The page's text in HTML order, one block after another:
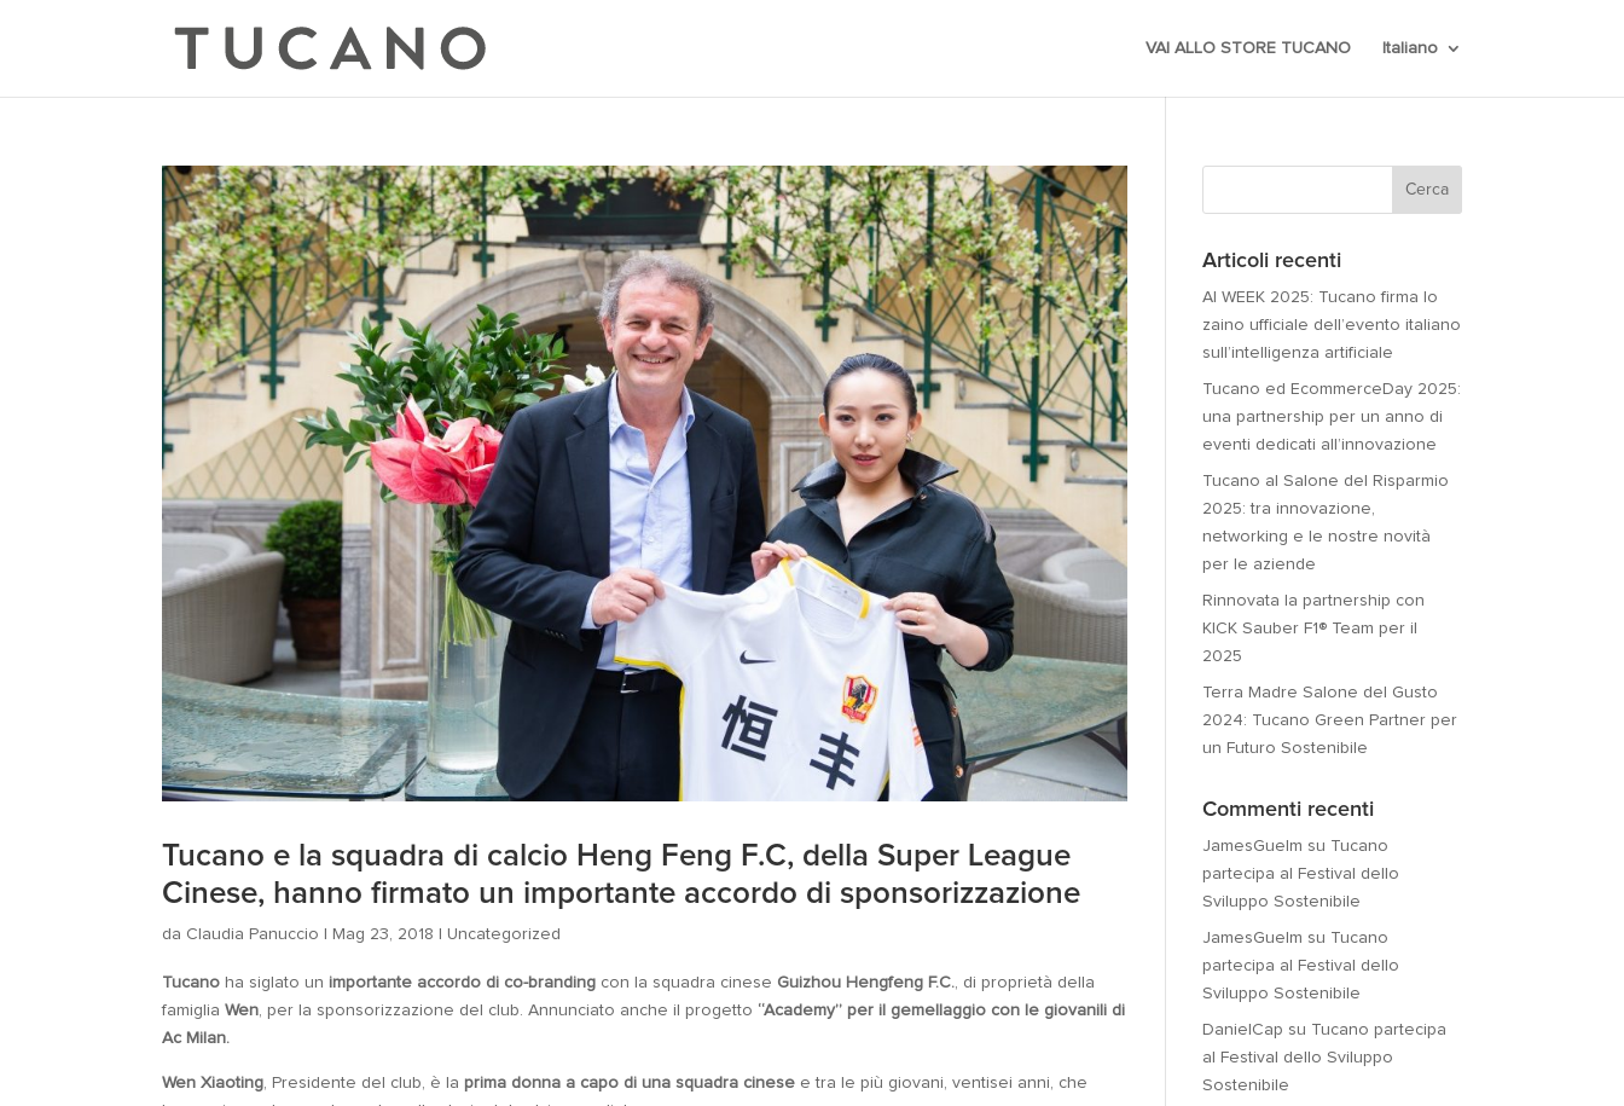
VAI ALLO STORE TUCANO Italiano
Tucano e la squadra di calcio Heng Feng F.C, della Super League
Cinese, hanno firmato un importante accordo di sponsorizzazione
da Claudia Panuccio Mag 23, 2018 Uncategorized
Tucano ha siglato un importante accordo di co-branding con la squadra cinese Guizhou Hengfeng F.C., di proprietà della
famigliaWen, per la sponsorizzazione del club. Annunciato anche il progetto “Academy” per il gemellaggio con le giovanili di
Ac Milan.
Wen Xiaoting, Presidente del club, è la prima donna a capo di una squadra cinese e tra le più giovani, ventisei anni, che
Articoli recenti
AI WEEK 2025: Tucano firma lo
zaino ufficiale dell’evento italiano
sull’intelligenza artificiale
Tucano ed EcommerceDay 2025:
una partnership per un anno di
eventi dedicati all’innovazione
Tucano al Salone del Risparmio
2025: tra innovazione,
networking e le nostre novità
per le aziende
Rinnovata la partnership con
KICK Sauber F1® Team per il
2025
Terra Madre Salone del Gusto
2024: Tucano Green Partner per
un Futuro Sostenibile
Commenti recenti
JamesGuelm su Tucano
partecipa al Festival dello
Sviluppo Sostenibile
JamesGuelm su Tucano
partecipa al Festival dello
Sviluppo Sostenibile
DanielCap su Tucano partecipa
al Festival dello Sviluppo
Sostenibile